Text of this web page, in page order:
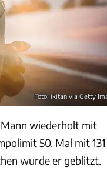
Foto: jkitan via Getty
Mann wiederholt mit
50. Mal mit 131
wurde er geblitzt.